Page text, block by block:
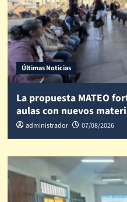
Últimas Noticias
La propuesta MATEO
aulas con nuevos
administrador 07/08/2026